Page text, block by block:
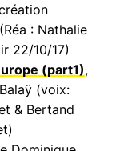
: Nathalie
22/10/17)
(part1),
(voix:
& Bertand